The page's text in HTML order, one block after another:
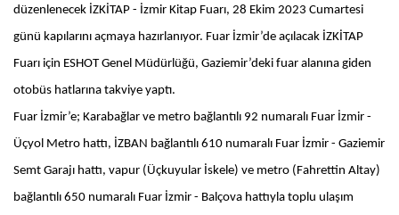
düzenlenecek İZKİTAP - İzmir Kitap Fuarı, 28 Ekim 2023 Cumartesi
günü kapılarını açmaya hazırlanıyor. Fuar İzmir’de açılacak İZKİTAP
Fuarı için ESHOT Genel Müdürlüğü, Gaziemir’deki fuar alanına giden
otobüs hatlarına takviye yaptı.
Fuar İzmir’e; Karabağlar ve metro bağlantılı 92 numaralı Fuar İzmir -
Üçyol Metro hattı, İZBAN bağlantılı 610 numaralı Fuar İzmir - Gaziemir
Semt Garajı hattı, vapur (Üçkuyular İskele) ve metro (Fahrettin Altay)
bağlantılı 650 numaralı Fuar İzmir - Balçova hattıyla toplu ulaşım